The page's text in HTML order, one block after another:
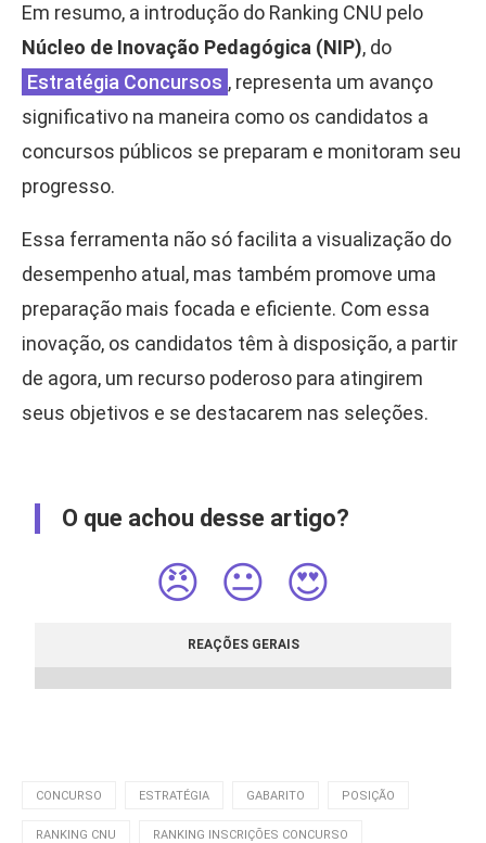
Em resumo, a introdução do Ranking CNU pelo
Núcleo de Inovação Pedagógica (NIP), do
Estratégia Concursos , representa um avanço
significativo na maneira como os candidatos a
concursos públicos se preparam e monitoram seu
progresso.
Essa ferramenta não só facilita a visualização do
desempenho atual, mas também promove uma
preparação mais focada e eficiente. Com essa
inovação, os candidatos têm à disposição, a partir
de agora, um recurso poderoso para atingirem
seus objetivos e se destacarem nas seleções.
O que achou desse artigo?
😠 😐 😍
REAÇÕES GERAIS
CONCURSO ESTRATÉGIA GABARITO POSIÇÃO
RANKING CNU RANKING INSCRIÇÕES CONCURSO